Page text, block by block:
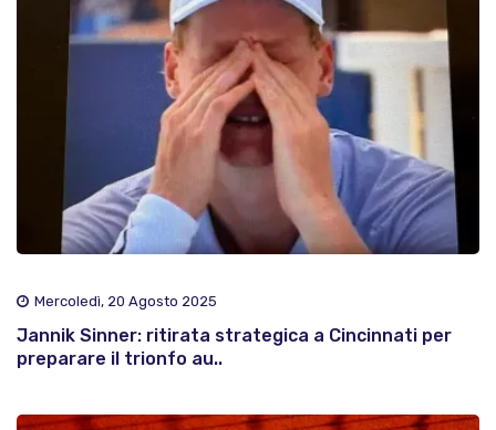
Mercoledì, 20 Agosto 2025
Jannik Sinner: ritirata strategica a Cincinnati per
preparare il trionfo au..